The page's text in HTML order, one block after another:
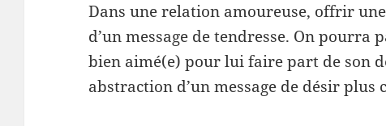
Dans une relation amoureuse, offrir
d’un message de tendresse. On pourra
bien aimé(e) pour lui faire part de son
abstraction d’un message de désir plus